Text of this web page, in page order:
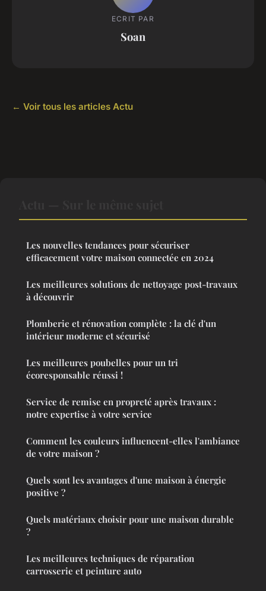
ECRIT PAR
Soan
← Voir tous les articles Actu
Les nouvelles tendances pour sécuriser
efficacement votre maison connectée en 2024
Les meilleures solutions de nettoyage post-travaux
à découvrir
Plomberie et rénovation complète : la clé d'un
intérieur moderne et sécurisé
Les meilleures poubelles pour un tri
écoresponsable réussi !
Service de remise en propreté après travaux :
notre expertise à votre service
Comment les couleurs influencent-elles l'ambiance
de votre maison ?
Quels sont les avantages d'une maison à énergie
positive ?
Quels matériaux choisir pour une maison durable
?
Les meilleures techniques de réparation
carrosserie et peinture auto